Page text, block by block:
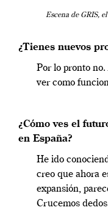
Escena de GRIS,
¿Tienes nuevos
Por lo pronto
ver como
¿Cómo ves el
en España?
He ido
creo que ahora
expansión,
Crucemos